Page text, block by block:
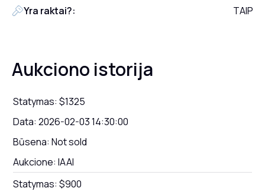
Yra raktai?:
TAIP
Aukciono istorija
Statymas: $1325
Data: 2026-02-03 14:30:00
Būsena: Not sold
Aukcione: IAAI
Statymas: $900